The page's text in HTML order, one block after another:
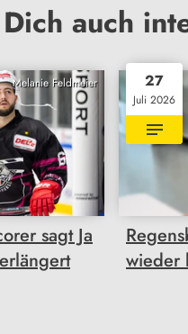
auch
Melanie Feldmeier
sagt Ja
27
Juli 2026
wieder